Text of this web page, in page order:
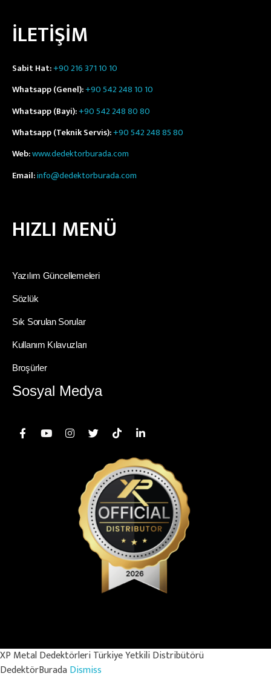
İLETİŞİM
Sabit Hat:+90 216 371 10 10
Whatsapp (Genel):+90 542 248 10 10
Whatsapp (Bayi):+90 542 248 80 80
Whatsapp (Teknik Servis):+90 542 248 85 80
Web:www.dedektorburada.com
Email:info@dedektorburada.com
HIZLI MENÜ
Yazılım Güncellemeleri
Sözlük
Sık Sorulan Sorular
Kullanım Kılavuzları
Broşürler
Sosyal Medya
XP Metal Dedektörleri Türkiye Yetkili Distribütörü
DedektörBuradaDismiss